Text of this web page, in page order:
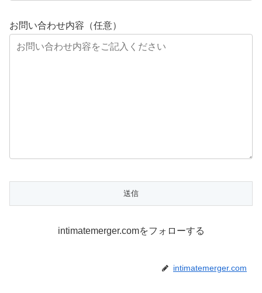
お問い合わせ内容（任意）
intimatemerger.comをフォローする
intimatemerger.com